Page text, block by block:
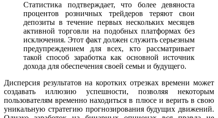
Статистика подтверждает, что более девяноста
процентов розничных трейдеров теряют свои
депозиты в течение первых нескольких месяцев
активной торговли на подобных платформах без
исключения. Этот факт должен служить серьезным
предупреждением для всех, кто рассматривает
такой способ заработка как основной источник
дохода для обеспечения своей семьи и будущего.
Дисперсия результатов на коротких отрезках времени может
создавать иллюзию успешности, позволяя некоторым
пользователям временно находиться в плюсе и верить в свою
уникальную стратегию прогнозирования будущих движений.